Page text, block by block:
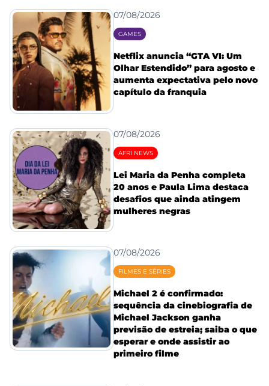
07/08/2026
GAMES
Netflix anuncia “GTA VI: Um
Olhar Estendido” para agosto e
aumenta expectativa pelo novo
capítulo da franquia
07/08/2026
AFRI NEWS
Lei Maria da Penha completa
20 anos e Paula Lima destaca
desafios que ainda atingem
mulheres negras
07/08/2026
FILMES E SÉRIES
Michael 2 é confirmado:
sequência da cinebiografia de
Michael Jackson ganha
previsão de estreia; saiba o que
esperar e onde assistir ao
primeiro filme